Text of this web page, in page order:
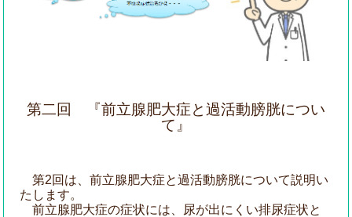
第二回 『前立腺肥大症と過活動膀胱につい
て』
第2回は、前立腺肥大症と過活動膀胱について説明い
たします。
前立腺肥大症の症状には、尿が出にくい排尿症状と